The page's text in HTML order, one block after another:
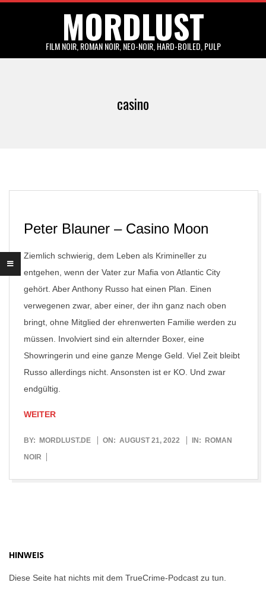
MORDLUST
FILM NOIR, ROMAN NOIR, NEO-NOIR, HARD-BOILED, PULP
casino
Peter Blauner – Casino Moon
Ziemlich schwierig, dem Leben als Krimineller zu
entgehen, wenn der Vater zur Mafia von Atlantic City
gehört. Aber Anthony Russo hat einen Plan. Einen
verwegenen zwar, aber einer, der ihn ganz nach oben
bringt, ohne Mitglied der ehrenwerten Familie werden zu
müssen. Involviert sind ein alternder Boxer, eine
Showringerin und eine ganze Menge Geld. Viel Zeit bleibt
Russo allerdings nicht. Ansonsten ist er KO. Und zwar
endgültig.
WEITER
2022-
08-
BY: MORDLUST.DE ON: AUGUST 21, 2022 IN:
ROMAN
NOIR
HINWEIS
Diese Seite hat nichts mit dem TrueCrime-Podcast zu tun.